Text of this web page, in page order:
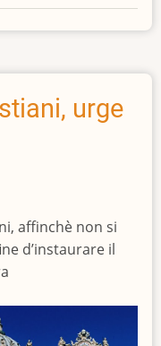
urge
affinchè non si
d’instaurare il